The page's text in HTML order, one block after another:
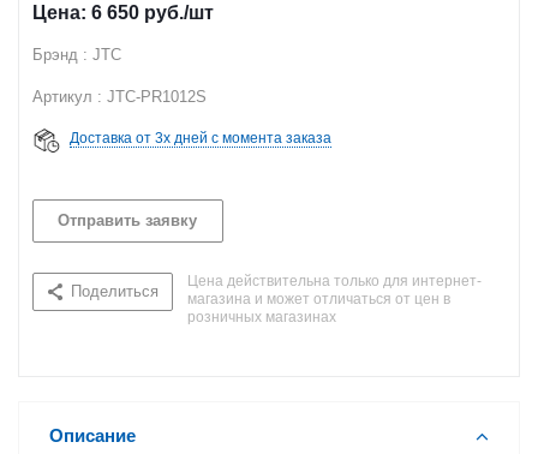
6 650 руб./шт
Брэнд : JTC
Артикул : JTC-PR1012S
Доставка от 3х дней с момента заказа
Отправить заявку
Поделиться
Цена действительна только для интернет-
магазина и может отличаться от цен в
розничных магазинах
Описание